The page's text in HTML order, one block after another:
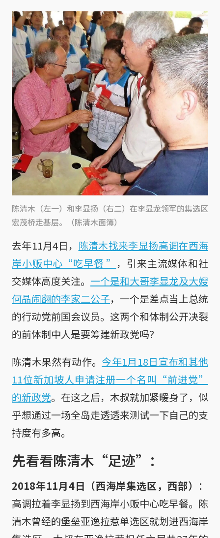
陈清木（左一）和李显扬（右二）在李显龙领军的集选区
宏茂桥走基层。（陈清木面簿）
去年11月4日， 陈清木找来李显扬高调在西海
岸小贩中心“吃早餐 ” ，引来主流媒体和社
交媒体高度关注。 一个是和大哥李显龙及大嫂
何晶闹翻的李家二公子，一个是差点当上总统
的行动党前国会议员。这两个和体制公开决裂
的前体制中人是要筹建新政党吗？
陈清木果然有动作。今年1月18日宣布和其他
11位新加坡人申请注册一个名叫“前进党”
的新政党。在这之后，木叔就加紧暖身了，似
乎想通过一场全岛走透透来测试一下自己的支
持度有多高。
先看看陈清木“足迹”：
2018年11月4日（西海岸集选区，西部） ：
高调拉着李显扬到西海岸小贩中心吃早餐。陈
清木曾经的堡垒亚逸拉惹单选区就划进西海岸